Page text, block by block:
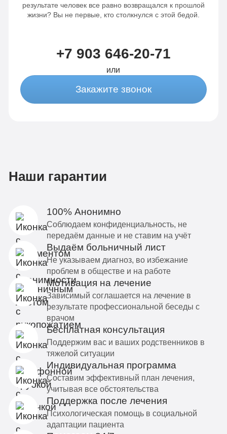
результате человек все равно возвращался к прошлой
жизни? Вы не первые, кто столкнулся с этой бедой.
+7 903 646-20-71
или
Закажите звонок
Наши гарантии
100% Анонимно
Соблюдаем конфиденциальность, не
передаём данные и не ставим на учёт
Выдаём больничный лист
Не указываем диагноз, во избежание
проблем в обществе и на работе
Мотивация на лечение
Зависимый соглашается на лечение в
результате профессиональной беседы с
врачом
Бесплатная консультация
Поддержим вас и ваших родственников в
тяжелой ситуации
Индивидуальная программа
Составим эффективный план лечения,
учитывая все обстоятельства
Поддержка после лечения
Психологическая помощь в социальной
адаптации пациента